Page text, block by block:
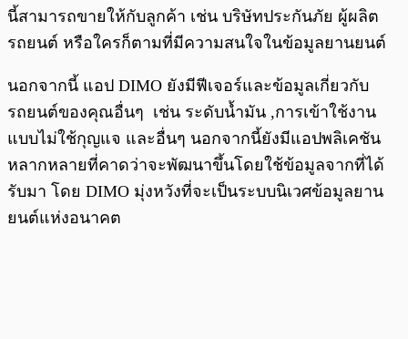
นี้สามารถขายให้กับลูกค้า เช่น บริษัทประกันภัย ผู้ผลิต
รถยนต์ หรือใครก็ตามที่มีความสนใจในข้อมูลยานยนต์
นอกจากนี้ แอป DIMO ยังมีฟีเจอร์และข้อมูลเกี่ยวกับ
รถยนต์ของคุณอื่นๆ เช่น ระดับน้ำมัน ,การเข้าใช้งาน
แบบไม่ใช้กุญแจ และอื่นๆ นอกจากนี้ยังมีแอปพลิเคชัน
หลากหลายที่คาดว่าจะพัฒนาขึ้นโดยใช้ข้อมูลจากที่ได้
รับมา โดย DIMO มุ่งหวังที่จะเป็นระบบนิเวศข้อมูลยาน
ยนต์แห่งอนาคต